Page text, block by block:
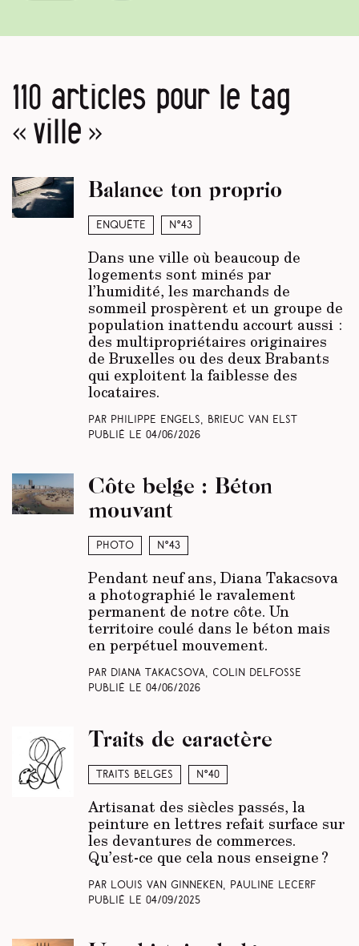
110 articles pour le tag
« ville »
Enquête N°43
Balance ton proprio
Dans une ville où beaucoup de
logements sont minés par
l’humidité, les marchands de
sommeil prospèrent et un groupe de
population inattendu accourt aussi :
des multipropriétaires originaires
de Bruxelles ou des deux Brabants
qui exploitent la faiblesse des
locataires.
Par Philippe Engels, Brieuc Van Elst
Publié le 04/06/2026
Photo N°43
Côte belge : Béton
mouvant
Pendant neuf ans, Diana Takacsova
a photographié le ravalement
permanent de notre côte. Un
territoire coulé dans le béton mais
en perpétuel mouvement.
Par Diana Takacsova, Colin Delfosse
Publié le 04/06/2026
Traits belges N°40
Traits de caractère
Artisanat des siècles passés, la
peinture en lettres refait surface sur
les devantures de commerces.
Qu’est-ce que cela nous enseigne ?
Par Louis Van Ginneken, Pauline Lecerf
Publié le 04/09/2025